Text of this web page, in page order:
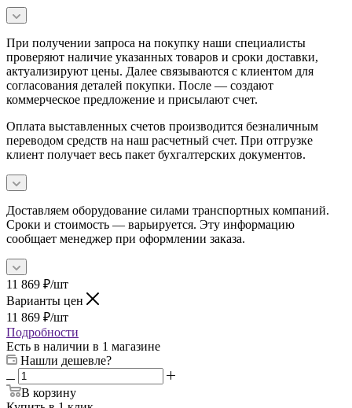
При получении запроса на покупку наши специалисты
проверяют наличие указанных товаров и сроки доставки,
актуализируют цены. Далее связываются с клиентом для
согласования деталей покупки. После — создают
коммерческое предложение и присылают счет.
Оплата выставленных счетов производится безналичным
переводом средств на наш расчетный счет. При отгрузке
клиент получает весь пакет бухгалтерских документов.
Доставляем оборудование силами транспортных компаний.
Сроки и стоимость — варьируется. Эту информацию
сообщает менеджер при оформлении заказа.
11 869 ₽/шт
Варианты цен
11 869 ₽/шт
Подробности
Есть в наличии в 1 магазине
Нашли дешевле?
В корзину